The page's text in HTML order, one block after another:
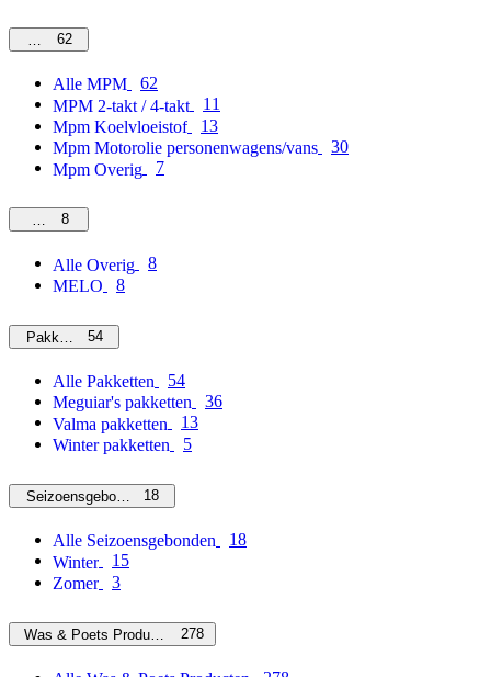
MPM62
Alle MPM
62
MPM 2-takt / 4-takt
11
Mpm Koelvloeistof
13
Mpm Motorolie personenwagens/vans
30
Mpm Overig
7
Overig
8
Alle Overig
8
MELO
8
Pakketten54
Alle Pakketten
54
Meguiar's pakketten
36
Valma pakketten
13
Winter pakketten
5
Seizoensgebonden18
Alle Seizoensgebonden
18
Winter
15
Zomer
3
Was & Poets Producten 278